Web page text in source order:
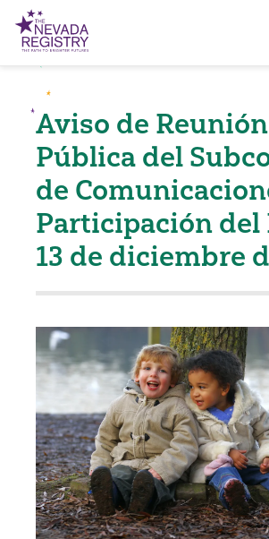
Aviso de Reunión
Pública del
de
Participación del
13 de diciembre